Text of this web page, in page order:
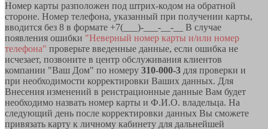
Номер карты разположен под штрих-кодом на обратной
стороне. Номер телефона, указанный при получении карты,
вводится без 8 в формате +7(___)-___-__-__ В случае
появления ошибки "Неверный номер карты и/или номер
телефона" проверьте введенные данные, если ошибка не
исчезает, позвоните в центр обслуживания клиентов
компании "Ваш Дом" по номеру 310-000-3 для проверки и
при необходимости корректировки Ваших данных. Для
Внесения изменений в реистрационные данные Вам будет
необходимо назвать номер карты и Ф.И.О. владельца. На
следующий день после корректировки данных Вы сможете
привязать карту к личному кабинету для дальнейшей